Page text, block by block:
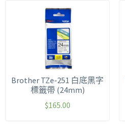
Brother TZe-251 白底黑字
標籤帶 (24mm)
$165.00